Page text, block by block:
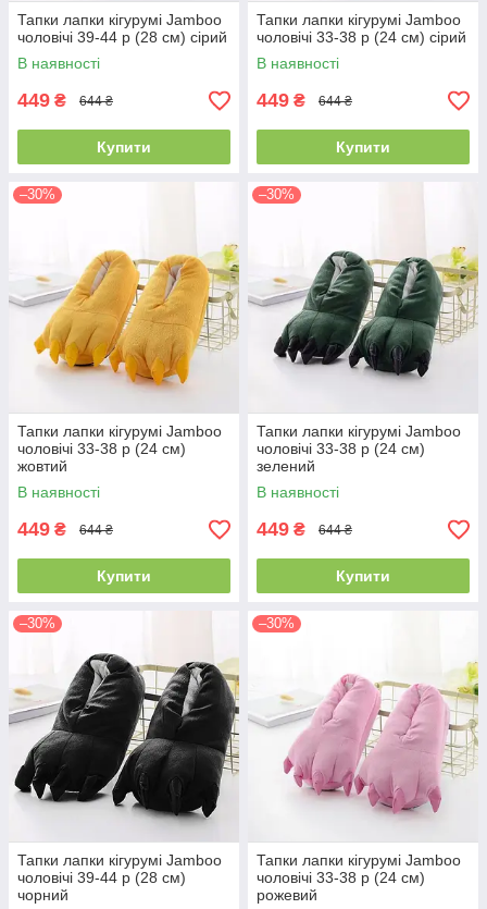
Тапки лапки кігурумі Jamboo
чоловічі 39-44 р (28 см) сірий
В наявності
449 ₴ 644 ₴
Купити
Тапки лапки кігурумі Jamboo
чоловічі 33-38 р (24 см) сірий
В наявності
449 ₴ 644 ₴
Купити
–30%
Тапки лапки кігурумі Jamboo
чоловічі 33-38 р (24 см)
жовтий
В наявності
449 ₴ 644 ₴
Купити
–30%
Тапки лапки кігурумі Jamboo
чоловічі 33-38 р (24 см)
зелений
В наявності
449 ₴ 644 ₴
Купити
–30%
Тапки лапки кігурумі Jamboo
чоловічі 39-44 р (28 см)
чорний
–30%
Тапки лапки кігурумі Jamboo
чоловічі 33-38 р (24 см)
рожевий